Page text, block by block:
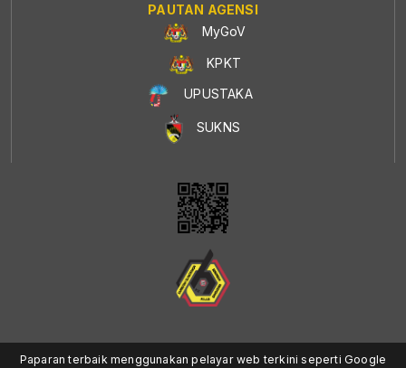
PAUTAN AGENSI
MyGoV
KPKT
UPUSTAKA
SUKNS
Paparan terbaik menggunakan pelayar web terkini seperti Google